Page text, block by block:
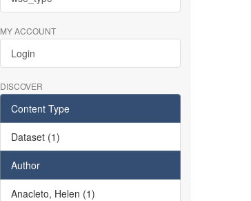
MY ACCOUNT
Login
DISCOVER
Content Type
Dataset (1)
Author
Anacleto, Helen (1)